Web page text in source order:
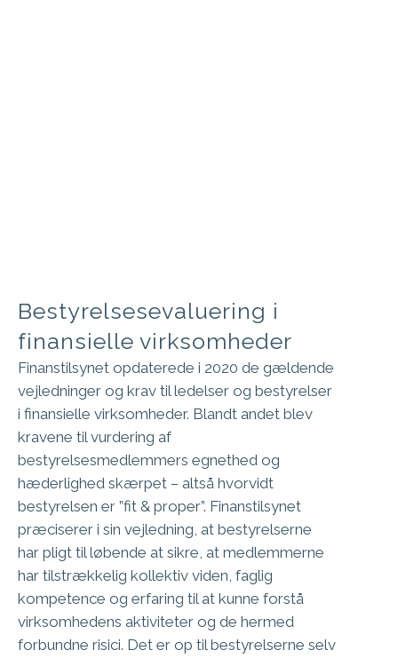
Bestyrelsesevaluering i
finansielle virksomheder
Finanstilsynet opdaterede i 2020 de gældende
vejledninger og krav til ledelser og bestyrelser
i finansielle virksomheder. Blandt andet blev
kravene til vurdering af
bestyrelsesmedlemmers egnethed og
hæderlighed skærpet – altså hvorvidt
bestyrelsen er ”fit & proper”. Finanstilsynet
præciserer i sin vejledning, at bestyrelserne
har pligt til løbende at sikre, at medlemmerne
har tilstrækkelig kollektiv viden, faglig
kompetence og erfaring til at kunne forstå
virksomhedens aktiviteter og de hermed
forbundne risici. Det er op til bestyrelserne selv